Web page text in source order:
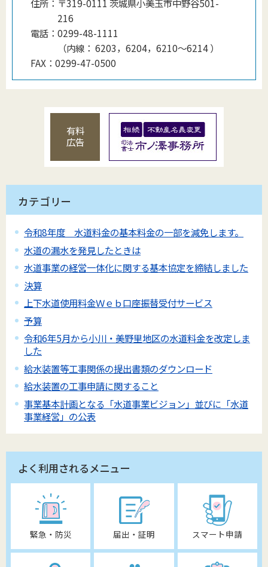
住所： 〒319-0111 茨城県小美玉市中野谷501-
216
電話： 0299-48-1111
（内線 ： 6203，6204，6210〜6214）
FAX： 0299-47-0500
有料
広告
カテゴリー
令和8年度 水道料金の基本料金の一部を減免します。
水道の漏水を発見したときは
水道事業の経営一体化に関する基本協定を締結しました
決算
上下水道使用料金Ｗｅｂ口座振替受付サービス
予算
令和6年5月から小川・美野里地区の水道料金を改定しま
した
給水装置等工事関係の提出書類のダウンロード
給水装置の工事申請に関すること
事業基本計画となる「水道事業ビジョン」並びに「水道
事業経営」の公表
よく利用されるメニュー
緊急・防災 届出・証明 スマート申請